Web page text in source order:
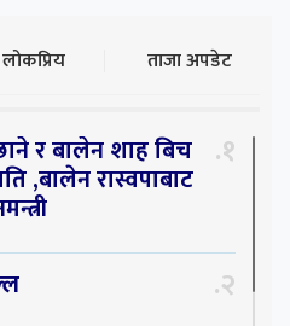
लोकप्रिय ताजा अपडेट
र बालेन शाह बिच
,बालेन रास्वपाबाट
१
२